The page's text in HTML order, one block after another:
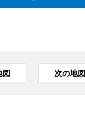
図 次の地図